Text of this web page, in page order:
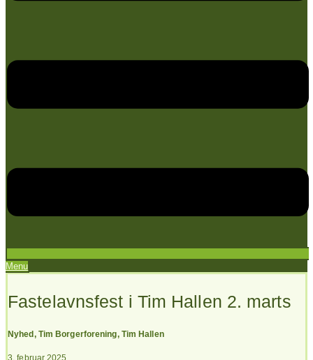
Menu
Fastelavnsfest i Tim Hallen 2. marts
Nyhed, Tim Borgerforening, Tim Hallen
3. februar 2025